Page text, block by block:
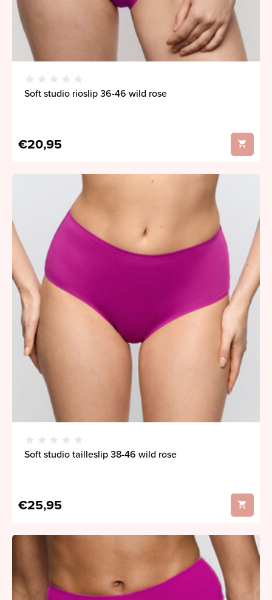
Soft studio rioslip 36-46 wild rose
€20,95
Soft studio tailleslip 38-46 wild rose
€25,95